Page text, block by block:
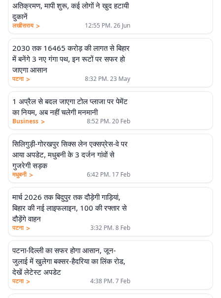
अतिक्रमण, मापी शुरू, कई लोगों ने खुद हटायी
दुकानें
लखीसराय > 12:55 PM. 26 Jun
2030 तक 16465 करोड़ की लागत से बिहार
में बनेंगे 3 नए गंगा पथ, इन रूटों पर सफर हो
जाएगा आसान
पटना > 8:32 PM. 23 May
1 अप्रैल से बदल जाएगा टोल प्लाजा पर पेमेंट
का नियम, अब नहीं चलेगी मनमानी
Business > 8:52 PM. 20 Feb
सिलिगुड़ी-गोरखपुर सिक्स लेन एक्सप्रेस-वे पर
आया अपडेट, मधुबनी के 3 दर्जन गांवों से
गुजरेगी सड़क
मधुबनी > 6:42 PM. 17 Feb
मार्च 2026 तक बिदुपुर तक दौड़ेगी गाड़ियां,
बिहार की नई लाइफलाइन, 100 की रफ्तार से
दौड़ेंगे वाहन
पटना > 3:32 PM. 8 Feb
पटना-दिल्ली का सफर होगा आसान, जून-
जुलाई में खुलेगा बक्सर-हैदरिया का लिंक रोड,
देखें लेटेस्ट अपडेट
पटना > 4:38 PM. 7 Feb